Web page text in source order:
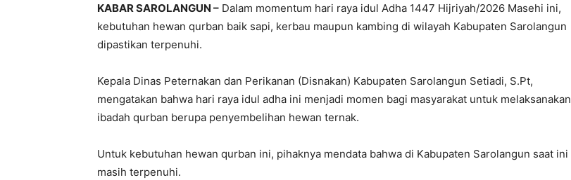
KABAR SAROLANGUN – Dalam momentum hari raya idul Adha 1447 Hijriyah/2026 Masehi ini,
kebutuhan hewan qurban baik sapi, kerbau maupun kambing di wilayah Kabupaten Sarolangun
dipastikan terpenuhi.
Kepala Dinas Peternakan dan Perikanan (Disnakan) Kabupaten Sarolangun Setiadi, S.Pt,
mengatakan bahwa hari raya idul adha ini menjadi momen bagi masyarakat untuk melaksanakan
ibadah qurban berupa penyembelihan hewan ternak.
Untuk kebutuhan hewan qurban ini, pihaknya mendata bahwa di Kabupaten Sarolangun saat ini
masih terpenuhi.